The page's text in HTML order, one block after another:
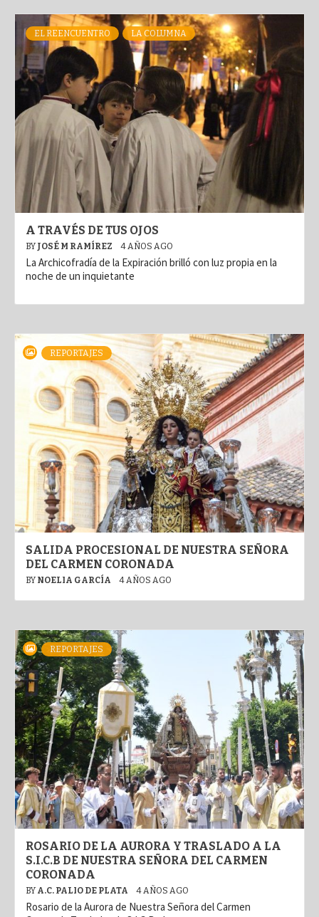
EL REENCUENTRO LA COLUMNA
A TRAVÉS DE TUS OJOS
BY JOSÉ M RAMÍREZ 4 AÑOS AGO
La Archicofradía de la Expiración brilló con luz propia en la
noche de un inquietante
REPORTAJES
SALIDA PROCESIONAL DE NUESTRA SEÑORA
DEL CARMEN CORONADA
BY NOELIA GARCÍA 4 AÑOS AGO
REPORTAJES
ROSARIO DE LA AURORA Y TRASLADO A LA
S.I.C.B DE NUESTRA SEÑORA DEL CARMEN
CORONADA
BY A.C. PALIO DE PLATA 4 AÑOS AGO
Rosario de la Aurora de Nuestra Señora del Carmen